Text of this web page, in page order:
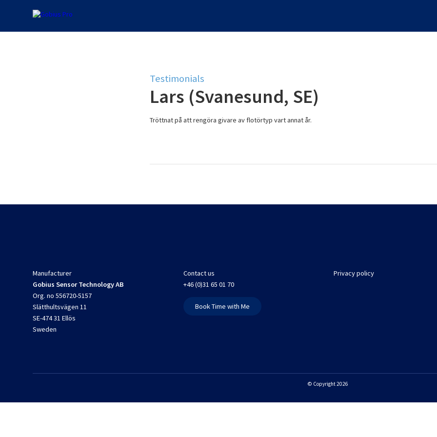
Testimonials
Lars (Svanesund, SE)
Tröttnat på att rengöra givare av flotörtyp vart annat år.
Manufacturer
Gobius Sensor Technology AB
Org. no 556720-5157
Slätthultsvägen 11
SE-474 31 Ellös
Sweden
Contact us
+46 (0)31 65 01 70
Book Time with Me
Privacy policy
© Copyright 2026